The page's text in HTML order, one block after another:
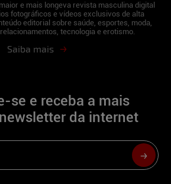
e mais longeva revista masculina digital
fotográficos e vídeos exclusivos de alta
editorial sobre saúde, esportes, moda,
tecnologia e erotismo.
Saiba mais
se e receba a mais
da internet